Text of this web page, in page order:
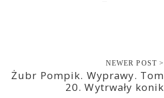
NEWER POST >
Żubr Pompik. Wyprawy. Tom
20. Wytrwały konik